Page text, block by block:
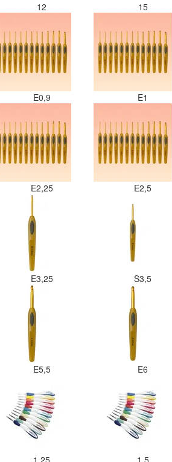
12 15
E0,9 E1
E2,25 E2,5
E3,25 S3,5
E5,5 E6
1,25 1,5